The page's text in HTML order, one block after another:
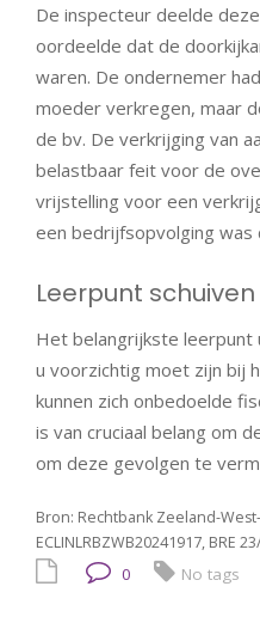
De inspecteur deelde
oordeelde dat de
waren. De ondernemer
moeder verkregen, maar
de bv. De verkrijging van
belastbaar feit voor de
vrijstelling voor een
een bedrijfsopvolging was
Leerpunt
Het belangrijkste leerpunt
u voorzichtig moet zijn bij
kunnen zich onbedoelde
is van cruciaal belang om
om deze gevolgen te
Bron: Rechtbank Zeeland-
ECLINLRBZWB20241917, BRE
0 No tags